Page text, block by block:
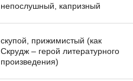
непослушный, капризный
скупой, прижимистый (как
Скрудж – герой литературного
произведения)